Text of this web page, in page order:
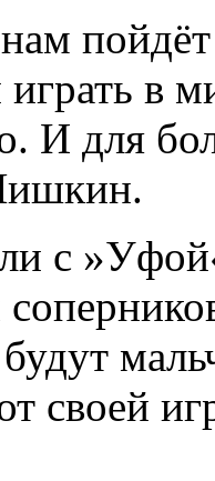
играть в
И для
с
от своей